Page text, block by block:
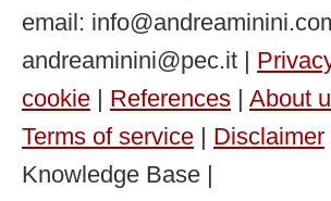
email:
andreaminini@pec.it |
cookie | References | About
Terms of service | Disclaimer
Knowledge Base |